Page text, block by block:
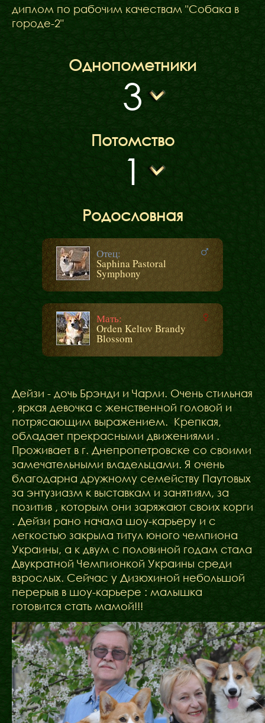
диплом по рабочим качествам "Собака в
городе-2"
Однопометники
3
Потомство
1
Родословная
Отец:
Saphina Pastoral
Symphony
Мать:
Orden Keltov Brandy
Blossom
Дейзи - дочь Брэнди и Чарли. Очень стильная
, яркая девочка с женственной головой и
потрясающим выражением. Крепкая,
обладает прекрасными движениями .
Проживает в г. Днепропетровске со своими
замечательными владельцами. Я очень
благодарна дружному семейству Паутовых
за энтузиазм к выставкам и занятиям, за
позитив , которым они заряжают своих корги
. Дейзи рано начала шоу-карьеру и с
легкостью закрыла титул юного чемпиона
Украины, а к двум с половиной годам стала
Двукратной Чемпионкой Украины среди
взрослых. Сейчас у Дизюхиной небольшой
перерыв в шоу-карьере : малышка
готовится стать мамой!!!